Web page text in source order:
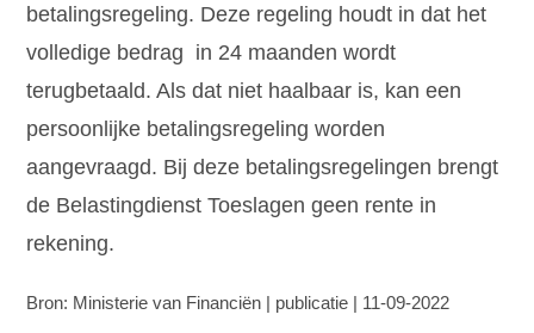
betalingsregeling. Deze regeling houdt in dat het
volledige bedrag in 24 maanden wordt
terugbetaald. Als dat niet haalbaar is, kan een
persoonlijke betalingsregeling worden
aangevraagd. Bij deze betalingsregelingen brengt
de Belastingdienst Toeslagen geen rente in
rekening.
Bron: Ministerie van Financiën | publicatie | 11-09-2022